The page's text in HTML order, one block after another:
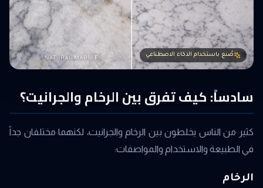
صُنع باستخدام الذكاء الاصطناعي
سادساً: كيف تفرق بين الرخام والجرانيت؟
كثير من الناس يخلطون بين الرخام والجرانيت، لكنهما مختلفان جداً
في الطبيعة والاستخدام والمواصفات:
الرخام